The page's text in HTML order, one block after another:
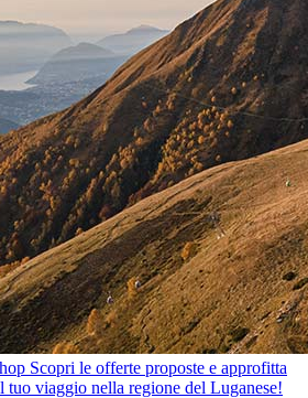
Scopri le offerte proposte e approfitta
tuo viaggio nella regione del Luganese!